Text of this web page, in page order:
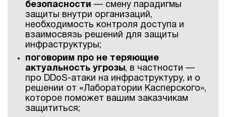
безопасности — смену парадигмы
защиты внутри организаций,
необходимость контроля доступа и
взаимосвязь решений для защиты
инфраструктуры;
поговорим про не теряющие
актуальность угрозы, в частности —
про DDoS-атаки на инфраструктуру, и о
решении от «Лаборатории Касперского»,
которое поможет вашим заказчикам
защититься;